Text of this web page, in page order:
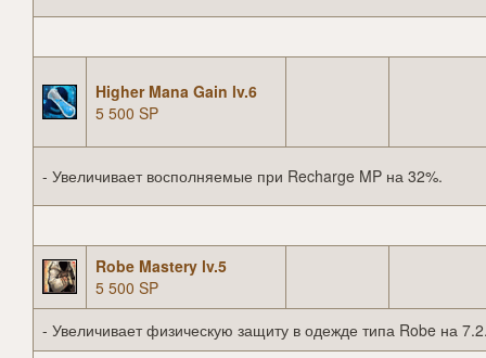
Higher Mana Gain lv.6
5 500 SP
- Увеличивает восполняемые при Recharge MP на 32%.
Robe Mastery lv.5
5 500 SP
- Увеличивает физическую защиту в одежде типа Robe на